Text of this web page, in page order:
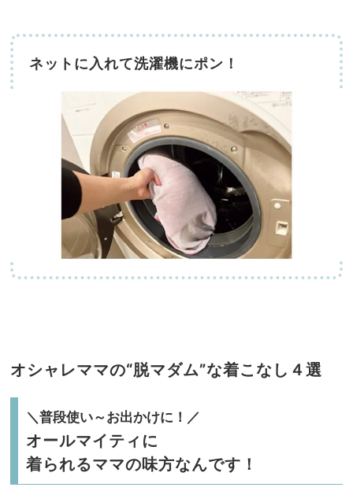
ネットに入れて洗濯機にポン！
オシャレママの“脱マダム”な着こなし４選
＼普段使い～お出かけに！／
オールマイティに
着られるママの味方なんです！